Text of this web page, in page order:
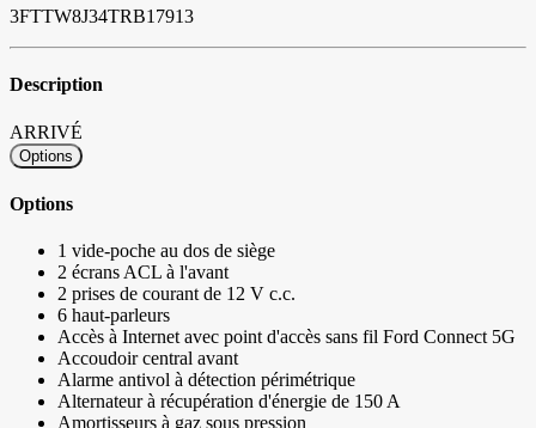
3FTTW8J34TRB17913
Description
ARRIVÉ
Options
Options
1 vide-poche au dos de siège
2 écrans ACL à l'avant
2 prises de courant de 12 V c.c.
6 haut-parleurs
Accès à Internet avec point d'accès sans fil Ford Connect 5G
Accoudoir central avant
Alarme antivol à détection périmétrique
Alternateur à récupération d'énergie de 150 A
Amortisseurs à gaz sous pression